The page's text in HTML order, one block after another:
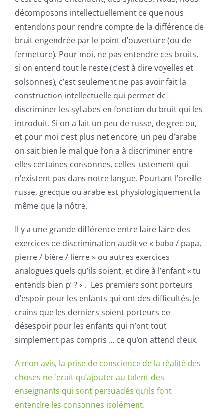
décomposons intellectuellement ce que nous
entendons pour rendre compte de la différence de
bruit engendrée par le point d’ouverture (ou de
fermeture). Pour moi, ne pas entendre ces bruits,
si on entend tout le reste (c’est à dire voyelles et
solsonnes), c’est seulement ne pas avoir fait la
construction intellectuelle qui permet de
discriminer les syllabes en fonction du bruit qui les
introduit. Si on a fait un peu de russe, de grec ou,
et pour moi c’est plus net encore, un peu d’arabe
on sait bien le mal que l’on a à discriminer entre
elles certaines consonnes, celles justement qui
n’existent pas dans notre langue. Pourtant l’oreille
russe, grecque ou arabe est physiologiquement la
même que la nôtre.
Il y a une grande différence entre faire faire des
exercices de discrimination auditive « baba / papa,
pierre / bière / lierre » ou autres exercices
analogues quels qu’ils soient, et dire à l’enfant « tu
entends bien p’ ? « . Les premiers sont porteurs
d’espoir pour les enfants qui ont des difficultés. Je
crains que les derniers soient porteurs de
désespoir pour les enfants qui n’ont tout
simplement pas compris … ce qu’on attend d’eux.
A mon avis, la prise de conscience de la réalité des
choses ne ferait qu’ajouter au talent des
enseignants qui sont persuadés qu’ils font
entendre les consonnes isolément.